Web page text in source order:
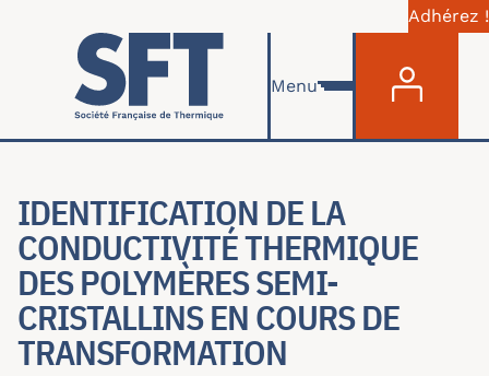
Aller au contenu principal
Adhérez !
Menu
IDENTIFICATION DE LA
CONDUCTIVITÉ THERMIQUE
DES POLYMÈRES SEMI-
CRISTALLINS EN COURS DE
TRANSFORMATION